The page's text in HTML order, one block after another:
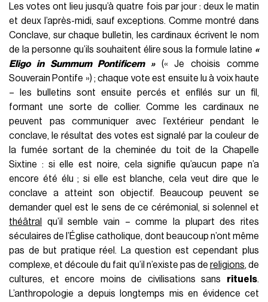
Les votes ont lieu jusqu’à quatre fois par jour : deux le matin
et deux l’après-midi, sauf exceptions. Comme montré dans
Conclave, sur chaque bulletin, les cardinaux écrivent le nom
de la personne qu’ils souhaitent élire sous la formule latine «
Eligo in Summum Pontificem »(« Je choisis comme
Souverain Pontife ») ; chaque vote est ensuite lu à voix haute
– les bulletins sont ensuite percés et enfilés sur un fil,
formant une sorte de collier. Comme les cardinaux ne
peuvent pas communiquer avec l’extérieur pendant le
conclave, le résultat des votes est signalé par la couleur de
la fumée sortant de la cheminée du toit de la Chapelle
Sixtine : si elle est noire, cela signifie qu’aucun pape n’a
encore été élu ; si elle est blanche, cela veut dire que le
conclave a atteint son objectif. Beaucoup peuvent se
demander quel est le sens de ce cérémonial, si solennel et
théâtral
qu’il semble vain – comme la plupart des rites
séculaires de l’Église catholique, dont beaucoup n’ont même
pas de but pratique réel. La question est cependant plus
complexe, et découle du fait qu’il n’existe pas de religions, de
cultures, et encore moins de civilisations sans rituels.
L’anthropologie a depuis longtemps mis en évidence cet